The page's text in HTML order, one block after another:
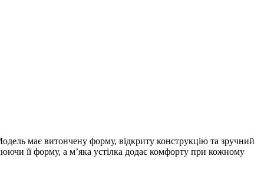
має витончену форму, відкриту конструкцію та зручний
її форму, а м’яка устілка додає комфорту при кожному